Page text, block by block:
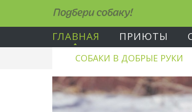
Подбери собаку!
ГЛАВНАЯ ПРИЮТЫ
СОБАКИ В ДОБРЫЕ РУКИ